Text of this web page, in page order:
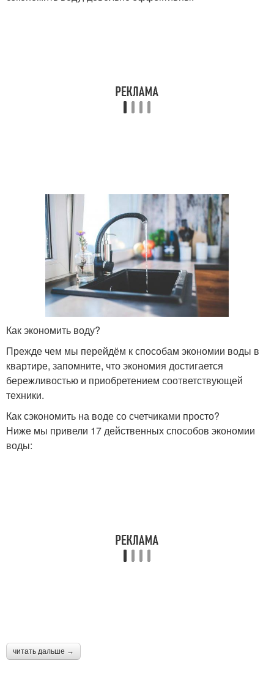
Как экономить воду?
Прежде чем мы перейдём к способам экономии воды в
квартире, запомните, что экономия достигается
бережливостью и приобретением соответствующей
техники.
Как сэкономить на воде со счетчиками просто?
Ниже мы привели 17 действенных способов экономии
воды:
читать дальше →